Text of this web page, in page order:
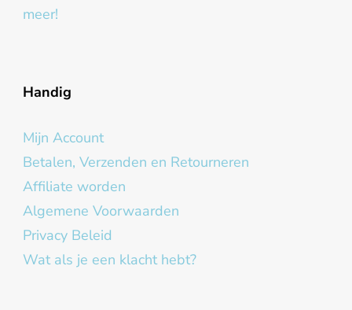
meer!
Handig
Mijn Account
Betalen, Verzenden en Retourneren
Affiliate worden
Algemene Voorwaarden
Privacy Beleid
Wat als je een klacht hebt?